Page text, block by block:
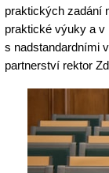
praktických zadání
praktické výuky a v
s nadstandardními
partnerství rektor